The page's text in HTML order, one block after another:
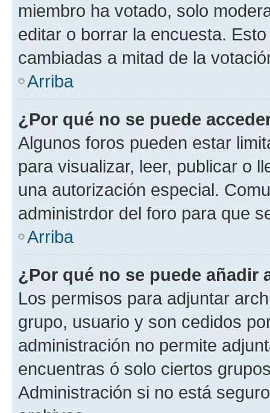
miembro ha votado, solo
editar o borrar la encuesta.
cambiadas a mitad de la
Arriba
¿Por qué no se puede
Algunos foros pueden estar
para visualizar, leer, publicar o
una autorización especial.
administrdor del foro para que
Arriba
¿Por qué no se puede añadir
Los permisos para adjuntar
grupo, usuario y son cedidos
administración no permite
encuentras ó solo ciertos
Administración si no está